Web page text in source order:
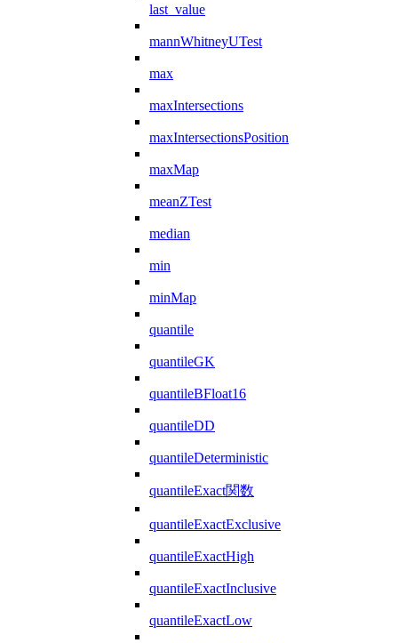
last_value
mannWhitneyUTest
max
maxIntersections
maxIntersectionsPosition
maxMap
meanZTest
median
min
minMap
quantile
quantileGK
quantileBFloat16
quantileDD
quantileDeterministic
quantileExact関数
quantileExactExclusive
quantileExactHigh
quantileExactInclusive
quantileExactLow